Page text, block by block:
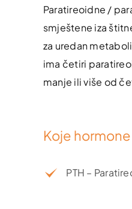
Paratireoidne /
smještene iza
za uredan
ima četiri
manje ili više od
Koje
PTH –